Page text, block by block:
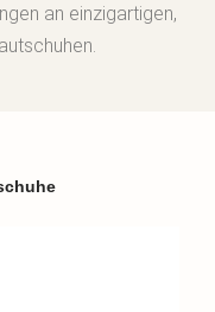
an einzigartigen,